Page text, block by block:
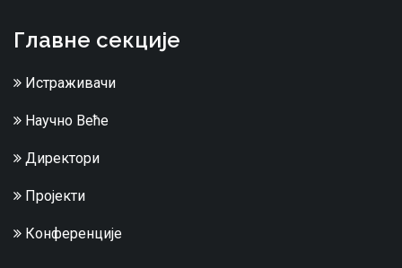
Главне секције
Истраживачи
Научно Веће
Директори
Пројекти
Конференције